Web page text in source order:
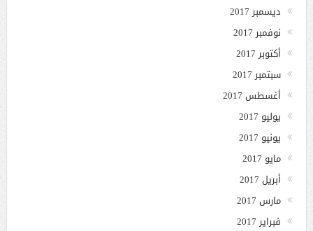
ديسمبر 2017
نوفمبر 2017
أكتوبر 2017
سبتمبر 2017
أغسطس 2017
يوليو 2017
يونيو 2017
مايو 2017
أبريل 2017
مارس 2017
فبراير 2017